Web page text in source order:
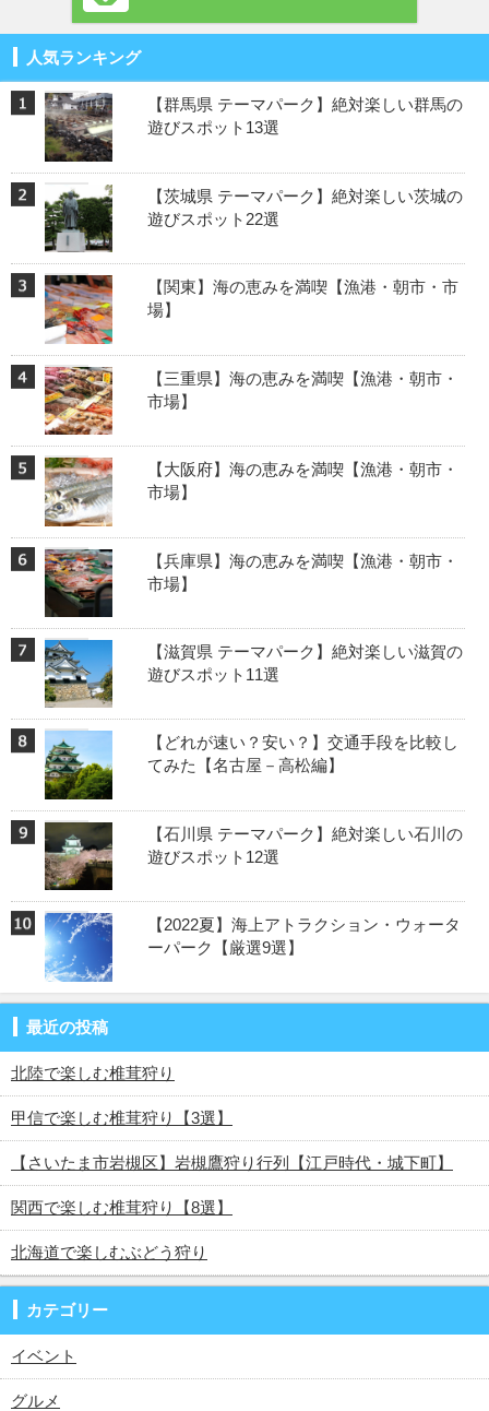
人気ランキング
【群馬県 テーマパーク】絶対楽しい群馬の
遊びスポット13選
【茨城県 テーマパーク】絶対楽しい茨城の
遊びスポット22選
【関東】海の恵みを満喫【漁港・朝市・市
場】
【三重県】海の恵みを満喫【漁港・朝市・
市場】
【大阪府】海の恵みを満喫【漁港・朝市・
市場】
【兵庫県】海の恵みを満喫【漁港・朝市・
市場】
【滋賀県 テーマパーク】絶対楽しい滋賀の
遊びスポット11選
【どれが速い？安い？】交通手段を比較し
てみた【名古屋－高松編】
【石川県 テーマパーク】絶対楽しい石川の
遊びスポット12選
【2022夏】海上アトラクション・ウォータ
ーパーク【厳選9選】
最近の投稿
北陸で楽しむ椎茸狩り
甲信で楽しむ椎茸狩り【3選】
【さいたま市岩槻区】岩槻鷹狩り行列【江戸時代・城下町】
関西で楽しむ椎茸狩り【8選】
北海道で楽しむぶどう狩り
カテゴリー
イベント
グルメ